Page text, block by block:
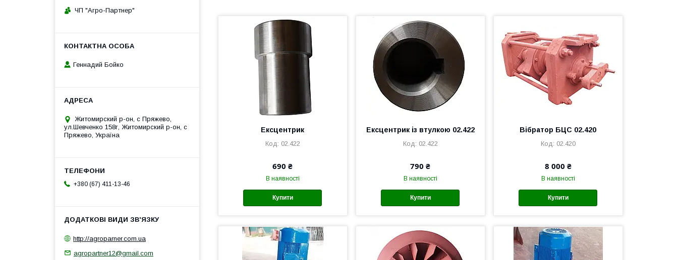
Ексцентрик
02.422
690 ₴
В наявності
Купити
Ексцентрик із втулкою 02.422
02.422
790 ₴
В наявності
Купити
Вібратор БЦС 02.420
02.420
8 000 ₴
В наявності
Купити
ЧП "Агро-Партнер"
Геннадий Бойко
Житомирский р-он, с Пряжево,
ул.Шевченко 158г, Житомирский р-он, с
Пряжево, Україна
+380 (67) 411-13-46
http://agroparner.com.ua
agropartner12@gmail.com